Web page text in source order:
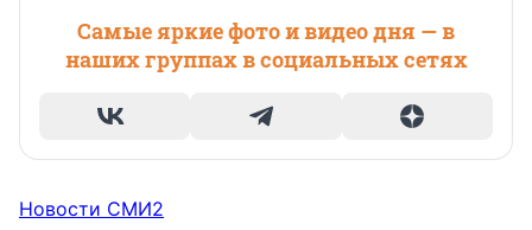
Самые яркие фото и видео дня — в
наших группах в социальных сетях
Новости СМИ2